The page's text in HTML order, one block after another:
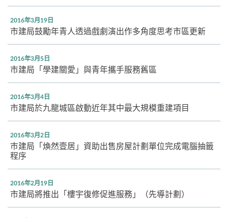
2016年3月19日
市建局鼓勵年青人透過戲劇演出作多角度思考市區更新
2016年3月5日
市建局「學建關愛」與青年攜手服務舊區
2016年3月4日
市建局於九龍城區啟動近年其中最大規模重建項目
2016年3月2日
巿建局「煥然壹居」資助出售房屋計劃單位完成電腦抽籤
程序
2016年2月19日
市建局將推出「樓宇復修促進服務」（先導計劃）